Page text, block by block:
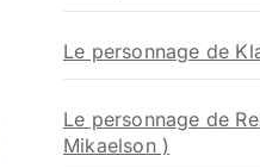
Le personnage de
Le personnage de
Mikaelson )